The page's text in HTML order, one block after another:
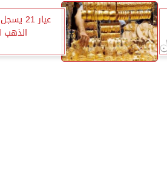
الذهب